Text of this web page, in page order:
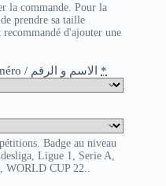
la commande. Pour la
prendre sa taille
d'ajouter une
Personnalisation Flocage: Nom et Numéro / الاسم و الرقم *
Badge au niveau
Ligue 1, Serie A,
CUP 22..